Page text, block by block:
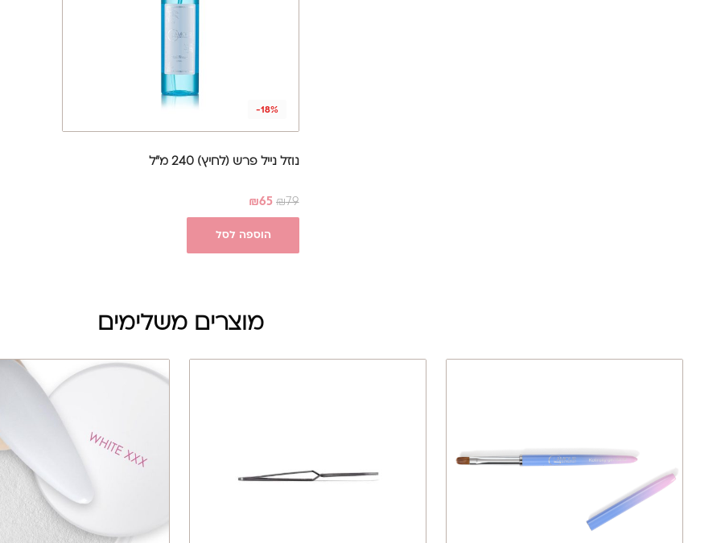
-18%
נוזל נייל פרש (לחיץ) 240 מ"ל
₪79
₪65
הוספה לסל
מוצרים משלימים